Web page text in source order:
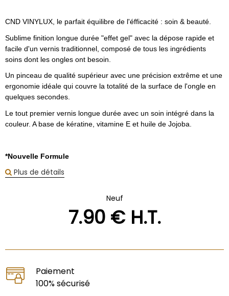
CND VINYLUX, le parfait équilibre de l'éfficacité : soin & beauté.
Sublime finition longue durée "effet gel" avec la dépose rapide et
facile d'un vernis traditionnel, composé de tous les ingrédients
soins dont les ongles ont besoin.
Un pinceau de qualité supérieur avec une précision extrême et une
ergonomie idéale qui couvre la totalité de la surface de l'ongle en
quelques secondes.
Le tout premier vernis longue durée avec un soin intégré dans la
couleur. A base de kératine, vitamine E et huile de Jojoba.
*Nouvelle Formule
Plus de détails
Neuf
7.90€ H.T.
Paiement
100% sécurisé